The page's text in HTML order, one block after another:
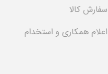
سفارش کالا
اعلام همکاری و استخدام